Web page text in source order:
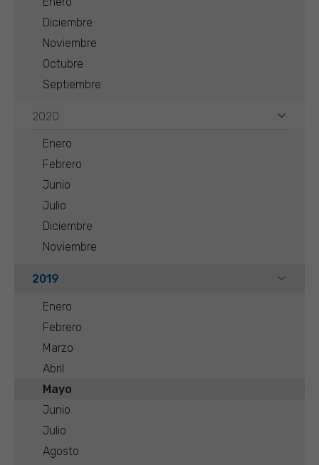
Diciembre
Noviembre
Octubre
Septiembre
2020
Enero
Febrero
Junio
Julio
Diciembre
Noviembre
2019
Enero
Febrero
Marzo
Abril
Mayo
Junio
Julio
Agosto